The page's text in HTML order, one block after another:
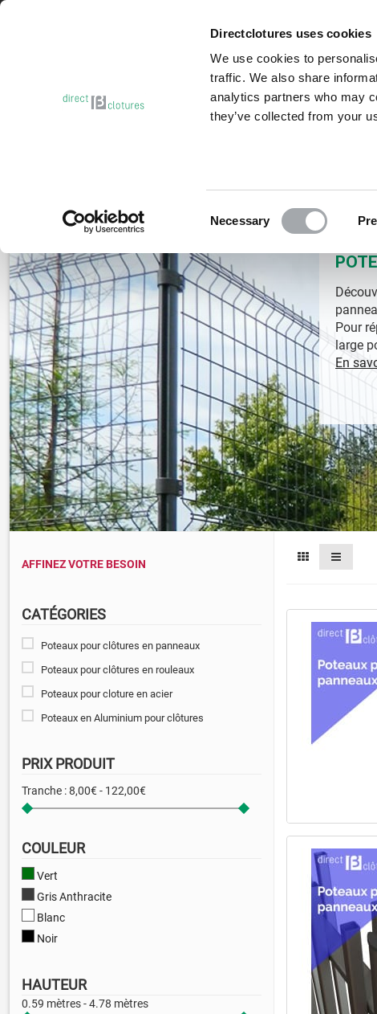
Directclotures uses cookies
We use cookies to
traffic. We also share
analytics partners who may
they’ve collected from your
Necessary
Pour
large
En
AFFINEZ VOTRE BESOIN
CATÉGORIES
Poteaux pour clôtures en panneaux
Poteaux pour clôtures en rouleaux
Poteaux pour cloture en acier
Poteaux en Aluminium pour clôtures
PRIX PRODUIT
Tranche :8,00€ - 122,00€
COULEUR
Vert
Gris Anthracite
Blanc
Noir
HAUTEUR
0.59 mètres - 4.78 mètres